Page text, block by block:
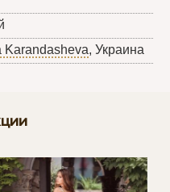
Karandasheva, Украина